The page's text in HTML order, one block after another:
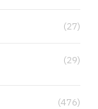
(27)
(29)
(476)